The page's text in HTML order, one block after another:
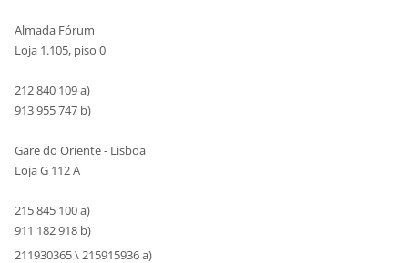
Almada Fórum
Loja 1.105, piso 0
212 840 109 a)
913 955 747 b)
Gare do Oriente - Lisboa
Loja G 112 A
215 845 100 a)
911 182 918 b)
211930365 \ 215915936 a)